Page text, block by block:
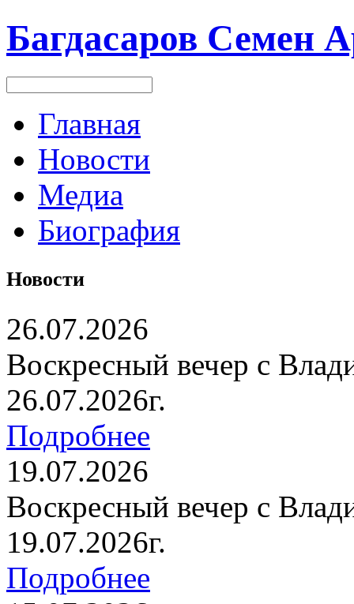
Багдасаров Семен
Главная
Новости
Медиа
Биография
Новости
26.07.2026
Воскресный вечер с
26.07.2026г.
Подробнее
19.07.2026
Воскресный вечер с
19.07.2026г.
Подробнее